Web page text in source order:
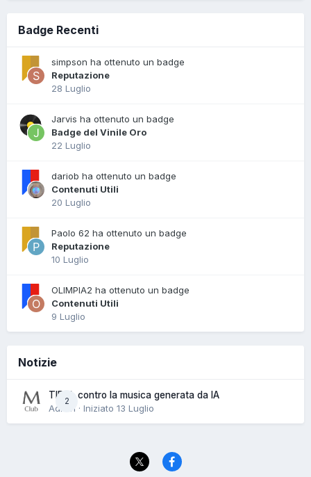
Badge Recenti
simpson ha ottenuto un badge
Reputazione
28 Luglio
Jarvis ha ottenuto un badge
Badge del Vinile Oro
22 Luglio
dariob ha ottenuto un badge
Contenuti Utili
20 Luglio
Paolo 62 ha ottenuto un badge
Reputazione
10 Luglio
OLIMPIA2 ha ottenuto un badge
Contenuti Utili
9 Luglio
Notizie
2
TIDAL contro la musica generata da IA
Admin · Iniziato 13 Luglio